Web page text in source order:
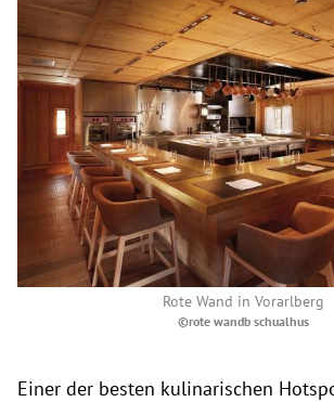
Rote Wand in Vorarlberg
©rote wandb schualhus
Einer der besten kulinarischen